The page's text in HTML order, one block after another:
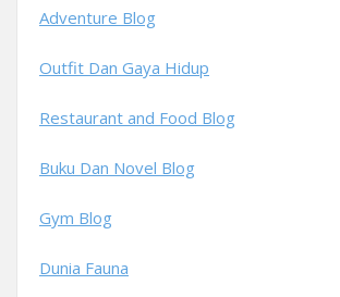
Adventure Blog
Outfit Dan Gaya Hidup
Restaurant and Food Blog
Buku Dan Novel Blog
Gym Blog
Dunia Fauna